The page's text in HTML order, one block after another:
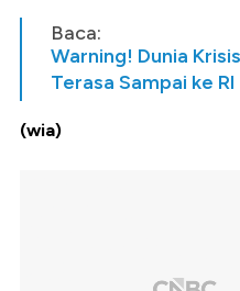
Baca:
Warning! Dunia
Terasa Sampai ke RI
(wia)